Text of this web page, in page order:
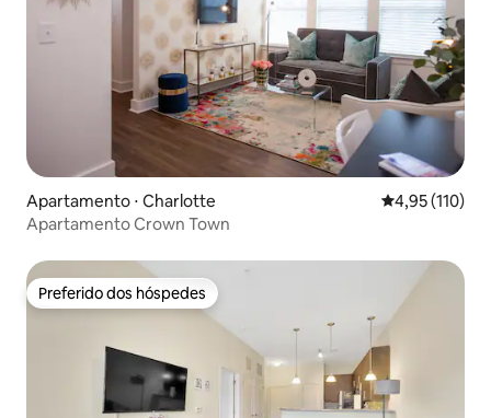
Apartamento ⋅ Charlotte 4,95 de uma
4,95 (110)
Apartamento Crown Town
Preferido dos hóspedes
Preferido dos hóspedes